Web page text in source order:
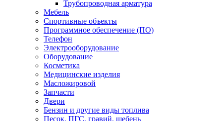
Трубопроводная арматура
Мебель
Спортивные объекты
Программное обеспечение (ПО)
Телефон
Электрооборудование
Оборудование
Косметика
Медицинские изделия
Масложировой
Запчасти
Двери
Бензин и другие виды топлива
Песок, ПГС, гравий, щебень